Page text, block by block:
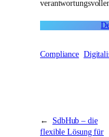
Compliance
←
SdbHub – die
flexible Lösung für